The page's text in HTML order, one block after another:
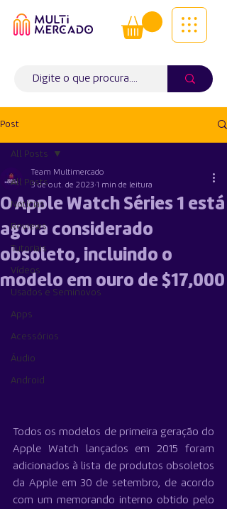
Tudo num só lugar! | Entregas ao
domicílio
Post
All Posts
Notícias
Reviews
Tutoriais
Vídeos
Usados e Seminovos
Apps
Acessórios
Áudio
Android
All Posts
O Apple Watch Séries 1 está
agora considerado
obsoleto, incluindo o
modelo em ouro de $17,000
Team Multimercado
3 de out. de 2023 1 min de leitura
Todos os modelos de primeira geração do
Apple Watch lançados em 2015 foram
adicionados à lista de produtos obsoletos
da Apple em 30 de setembro, de acordo
com um memorando interno obtido pelo